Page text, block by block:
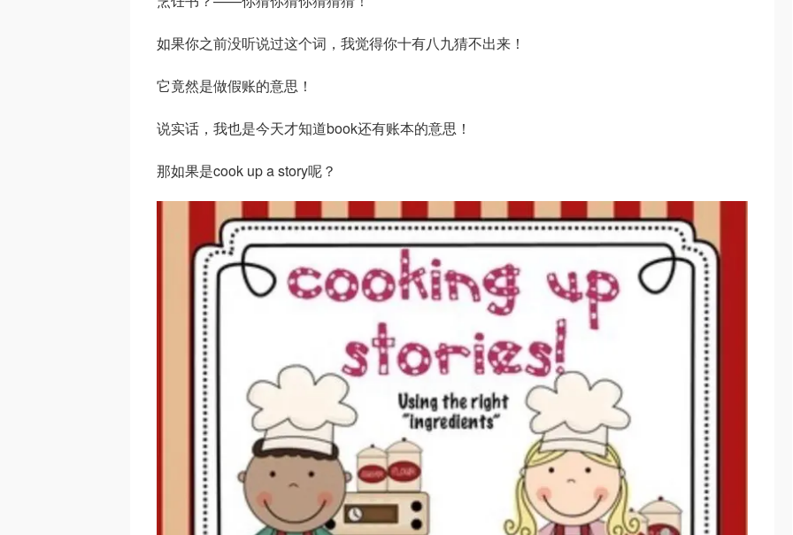
如果你之前没听说过这个词，我觉得你十有八九猜不出来！
它竟然是做假账的意思！
说实话，我也是今天才知道book还有账本的意思！
那如果是cook up a story呢？